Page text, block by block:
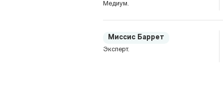
Медиум.
Миссис Баррет
Эксперт.